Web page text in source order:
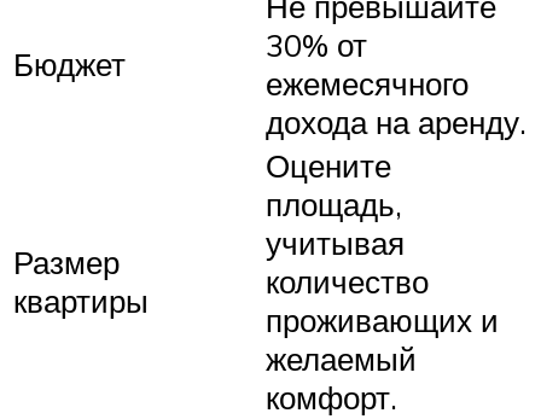
Бюджет
30% от
ежемесячного
дохода на аренду.
Размер
квартиры
Оцените
площадь,
учитывая
количество
проживающих и
желаемый
комфорт.